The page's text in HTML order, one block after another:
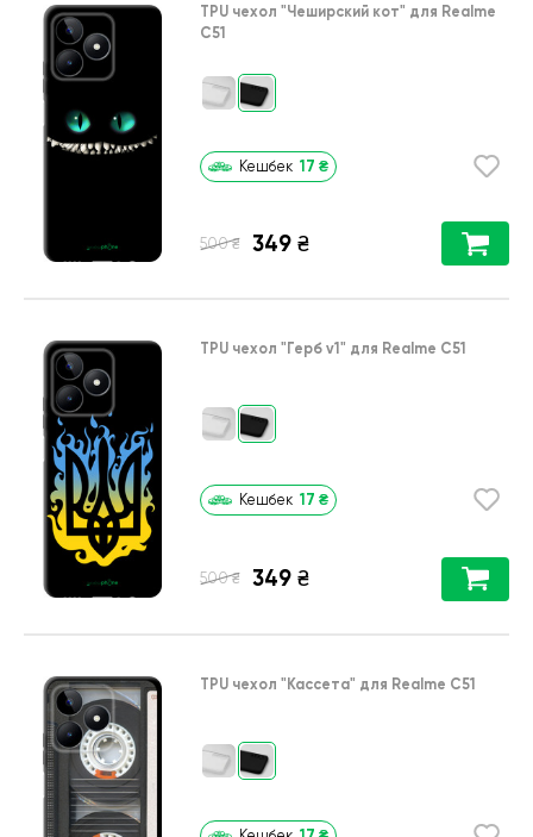
TPU чехол "Чеширский кот" для Realme
C51
Кешбек 17 ₴
500 ₴ 349 ₴
TPU чехол "Герб v1" для Realme C51
Кешбек 17 ₴
500 ₴ 349 ₴
TPU чехол "Кассета" для Realme C51